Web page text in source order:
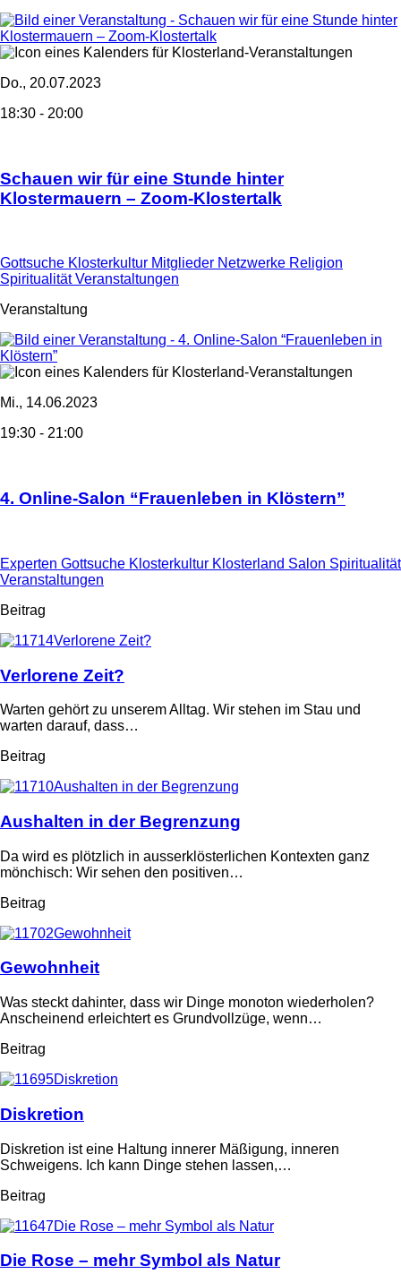
Do., 20.07.2023
18:30 - 20:00
Schauen wir für eine Stunde hinter
Klostermauern – Zoom-Klostertalk
Gottsuche Klosterkultur Mitglieder Netzwerke Religion
SpiritualitätVeranstaltungen
Veranstaltung
Mi., 14.06.2023
19:30 - 21:00
4. Online-Salon “Frauenleben in Klöstern”
Experten Gottsuche Klosterkultur Klosterland Salon Spiritualität
Veranstaltungen
Beitrag
Verlorene Zeit?
Warten gehört zu unserem Alltag. Wir stehen im Stau und
warten darauf, dass…
Beitrag
Aushalten in der Begrenzung
Da wird es plötzlich in ausserklösterlichen Kontexten ganz
mönchisch: Wir sehen den positiven…
Beitrag
Gewohnheit
Was steckt dahinter, dass wir Dinge monoton wiederholen?
Anscheinend erleichtert es Grundvollzüge, wenn…
Beitrag
Diskretion
Diskretion ist eine Haltung innerer Mäßigung, inneren
Schweigens. Ich kann Dinge stehen lassen,…
Beitrag
Die Rose – mehr Symbol als Natur